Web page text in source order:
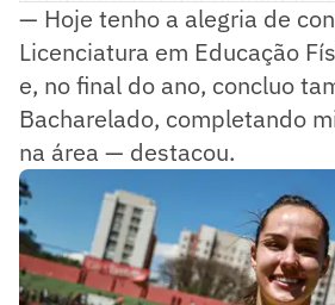
— Hoje tenho a alegria de
Licenciatura em Educação
e, no final do ano, concluo
Bacharelado, completando
na área — destacou.